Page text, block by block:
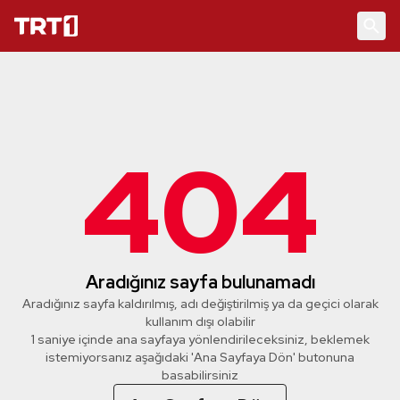
404
Aradığınız sayfa bulunamadı
Aradığınız sayfa kaldırılmış, adı değiştirilmiş ya da geçici olarak
kullanım dışı olabilir
1 saniye içinde ana sayfaya yönlendirileceksiniz, beklemek
istemiyorsanız aşağıdaki 'Ana Sayfaya Dön' butonuna
basabilirsiniz